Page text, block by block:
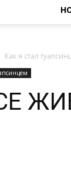
Как я стал